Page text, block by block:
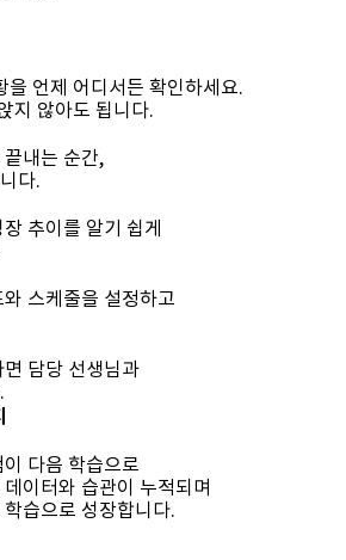
을 언제 어디서든 확인하세요.
지 않아도 됩니다.
내는 순간,
다.
추이를 알기 쉽게
스케줄을 설정하고
담당 선생님과
다음 학습으로
데이터와 습관이 누적되며
습으로 성장합니다.